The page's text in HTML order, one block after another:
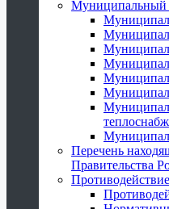
Муниципальный
Перечень
Правительства